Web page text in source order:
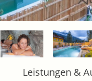
Leistungen &